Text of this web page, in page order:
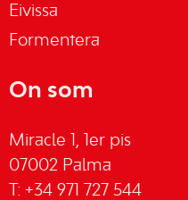
Eivissa
Formentera
On som
Miracle 1, 1er pis
07002 Palma
T: +34 971 727 544